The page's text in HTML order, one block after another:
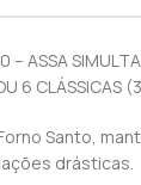
– ASSA
6 CLÁSSICAS
Santo,
drásticas.